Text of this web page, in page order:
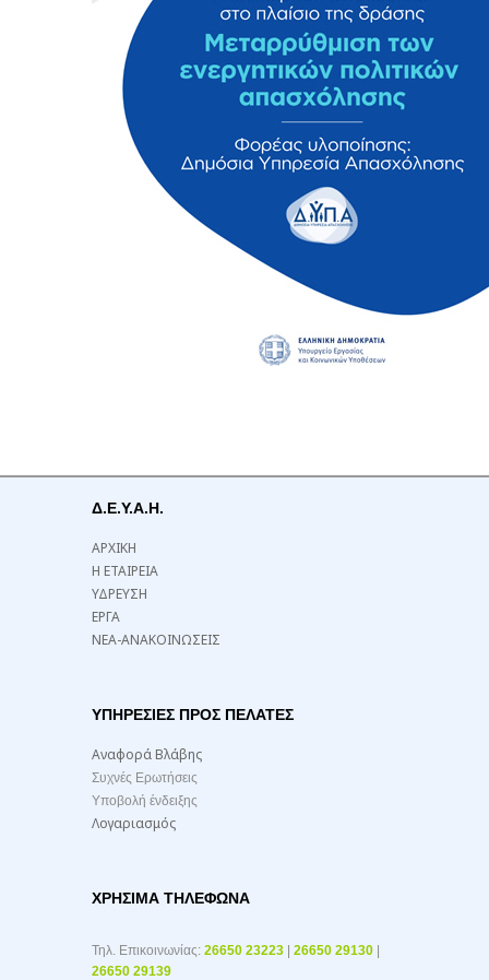
Δ.Ε.Υ.Α.Η.
ΑΡΧΙΚΗ
Η ΕΤΑΙΡΕΙΑ
ΥΔΡΕΥΣΗ
ΕΡΓΑ
ΝΕΑ-ΑΝΑΚΟΙΝΩΣΕΙΣ
ΥΠΗΡΕΣΙΕΣ ΠΡΟΣ ΠΕΛΑΤΕΣ
Αναφορά Βλάβης
Συχνές Ερωτήσεις
Υποβολή ένδειξης
Λογαριασμός
ΧΡΉΣΙΜΑ ΤΗΛΈΦΩΝΑ
Τηλ. Επικοινωνίας: 26650 23223 26650 29130
26650 29139